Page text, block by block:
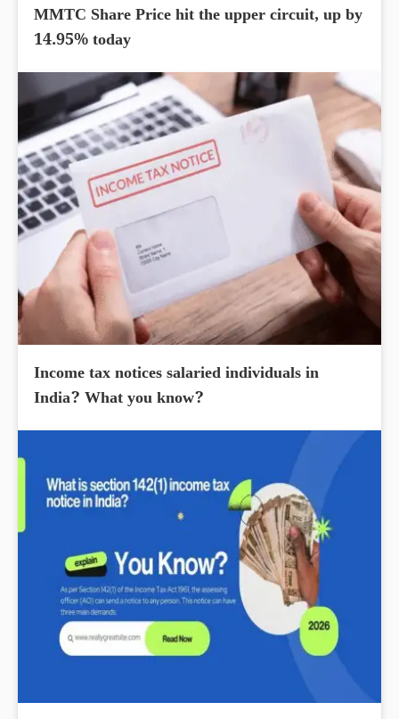
MMTC Share Price hit the upper circuit, up by
14.95% today
Income tax notices salaried individuals in
India? What you know?